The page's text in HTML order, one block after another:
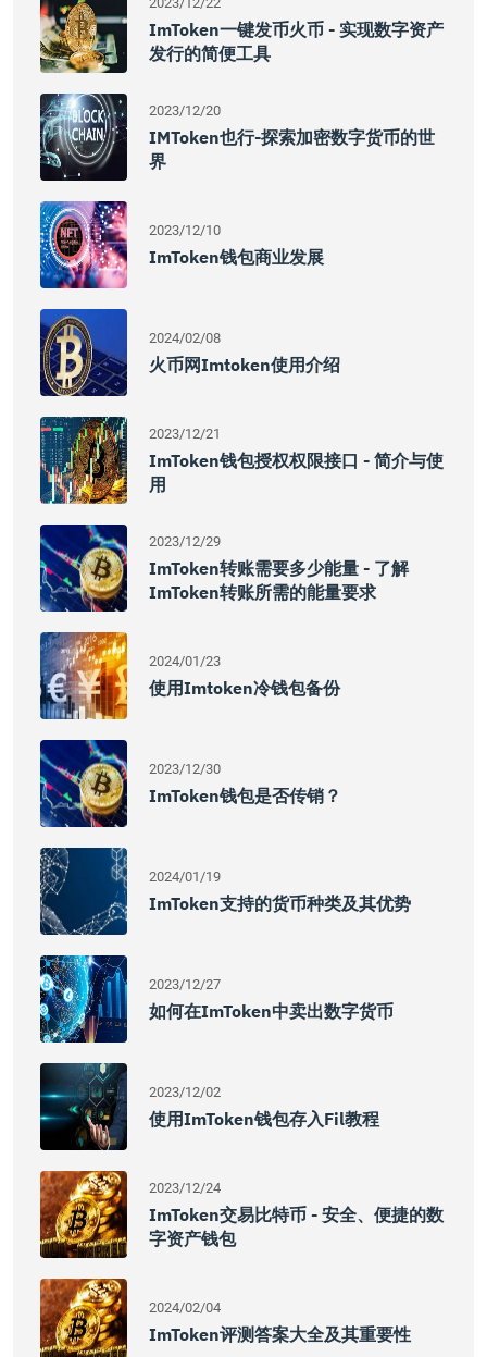
ImToken一键发币火币 - 实现数字资产
发行的简便工具
2023/12/20
IMToken也行-探索加密数字货币的世
界
2023/12/10
ImToken钱包商业发展
2024/02/08
火币网imtoken使用介绍
2023/12/21
ImToken钱包授权权限接口 - 简介与使
用
2023/12/29
ImToken转账需要多少能量 - 了解
ImToken转账所需的能量要求
2024/01/23
使用Imtoken冷钱包备份
2023/12/30
ImToken钱包是否传销？
2024/01/19
ImToken支持的货币种类及其优势
2023/12/27
如何在imToken中卖出数字货币
2023/12/02
使用imToken钱包存入fil教程
2023/12/24
ImToken交易比特币 - 安全、便捷的数
字资产钱包
2024/02/04
ImToken评测答案大全及其重要性